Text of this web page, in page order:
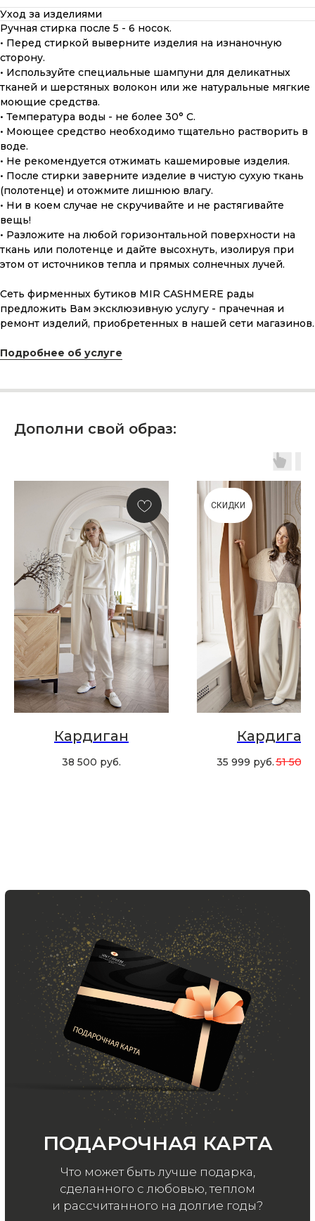
Уход за изделиями
Ручная стирка после 5 - 6 носок.
• Перед стиркой выверните изделия на изнаночную
сторону.
• Используйте специальные шампуни для деликатных
тканей и шерстяных волокон или же натуральные мягкие
моющие средства.
• Температура воды - не более 30° С.
• Моющее средство необходимо тщательно растворить в
воде.
• Не рекомендуется отжимать кашемировые изделия.
• После стирки заверните изделие в чистую сухую ткань
(полотенце) и отожмите лишнюю влагу.
• Ни в коем случае не скручивайте и не растягивайте
вещь!
• Разложите на любой горизонтальной поверхности на
ткань или полотенце и дайте высохнуть, изолируя при
этом от источников тепла и прямых солнечных лучей.
Сеть фирменных бутиков MIR CASHMERE рады
предложить Вам эксклюзивную услугу - прачечная и
ремонт изделий, приобретенных в нашей сети магазинов.
Подробнее об услуге
Дополни свой образ:
Кардиган
38 500 руб.
СКИДКИ
Кардиган
35 999 руб.51 500
Что может быть лучше подарка,
сделанного с любовью, теплом
и рассчитанного на долгие годы?
на Телеграм канал
Хотите быть в курсе всех новинок
и акций, подпишитесь на email рассылку
Ваш e-mail
Новинки, акции, подарки
и модный журнал — всё это
в нашем телеграмм канале:
MIR CASHMERE Official
ООО «МИР КАШЕМИРА» © 2023
Все права защищены.
Политика
конфиденциальности